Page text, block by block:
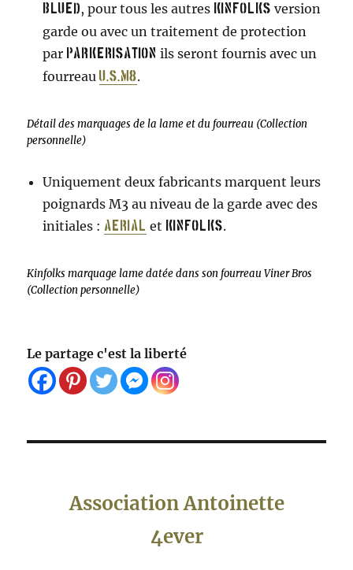
blued, pour tous les autres Kinfolks version
garde ou avec un traitement de protection
par parkerisation ils seront fournis avec un
fourreauU.S.M8.
Détail des marquages de la lame et du fourreau (Collection
personnelle)
Uniquement deux fabricants marquent leurs
poignards M3 au niveau de la garde avec des
initiales :Aerial et Kinfolks.
Kinfolks marquage lame datée dans son fourreau Viner Bros
(Collection personnelle)
Le partage c'est la liberté
Association Antoinette
4ever